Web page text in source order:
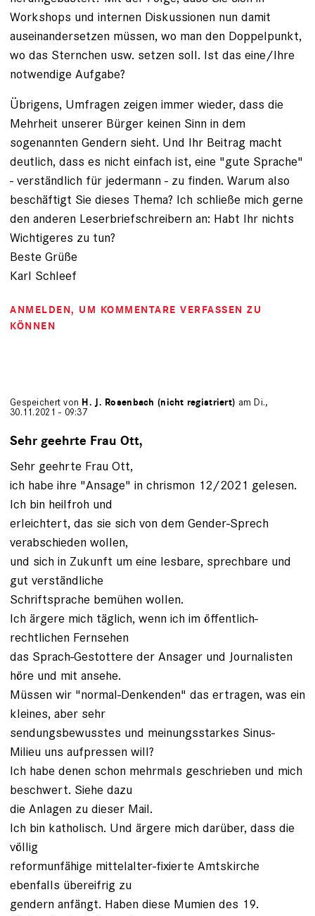
Workshops und internen Diskussionen nun damit
auseinandersetzen müssen, wo man den Doppelpunkt,
wo das Sternchen usw. setzen soll. Ist das eine/Ihre
notwendige Aufgabe?
Übrigens, Umfragen zeigen immer wieder, dass die
Mehrheit unserer Bürger keinen Sinn in dem
sogenannten Gendern sieht. Und Ihr Beitrag macht
deutlich, dass es nicht einfach ist, eine "gute Sprache"
- verständlich für jedermann - zu finden. Warum also
beschäftigt Sie dieses Thema? Ich schließe mich gerne
den anderen Leserbriefschreibern an: Habt Ihr nichts
Wichtigeres zu tun?
Beste Grüße
Karl Schleef
ANMELDEN, UM KOMMENTARE VERFASSEN ZU
KÖNNEN
Gespeichert von H. J. Rosenbach (nicht registriert) am Di.,
30.11.2021 - 09:37
Sehr geehrte Frau Ott,
Sehr geehrte Frau Ott,
ich habe ihre "Ansage" in chrismon 12/2021 gelesen.
Ich bin heilfroh und
erleichtert, das sie sich von dem Gender-Sprech
verabschieden wollen,
und sich in Zukunft um eine lesbare, sprechbare und
gut verständliche
Schriftsprache bemühen wollen.
Ich ärgere mich täglich, wenn ich im öffentlich-
rechtlichen Fernsehen
das Sprach-Gestottere der Ansager und Journalisten
höre und mit ansehe.
Müssen wir "normal-Denkenden" das ertragen, was ein
kleines, aber sehr
sendungsbewusstes und meinungsstarkes Sinus-
Milieu uns aufpressen will?
Ich habe denen schon mehrmals geschrieben und mich
beschwert. Siehe dazu
die Anlagen zu dieser Mail.
Ich bin katholisch. Und ärgere mich darüber, dass die
völlig
reformunfähige mittelalter-fixierte Amtskirche
ebenfalls übereifrig zu
gendern anfängt. Haben diese Mumien des 19.